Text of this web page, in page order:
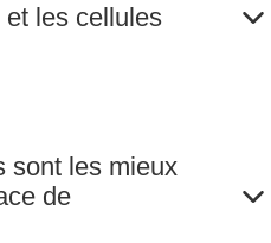
les cellules
sont les mieux
de